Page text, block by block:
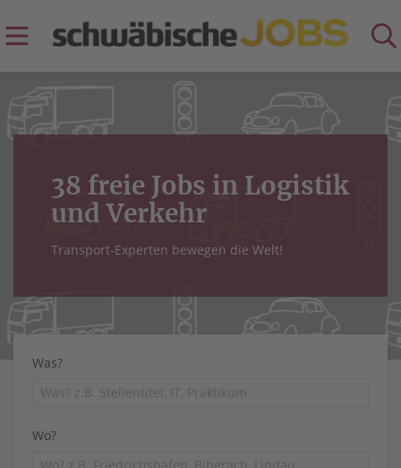
38 freie Jobs in Logistik
und Verkehr
Transport-Experten bewegen die Welt!
Was?
Wo?